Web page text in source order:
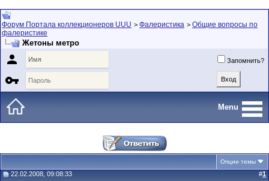
Форум Портала коллекционеров UUU > Фалеристика > Общие вопросы по
фалеристике
Жетоны метро
 Запомнить?

Menu
Опции темы
22.02.2008, 09:08:33 #1